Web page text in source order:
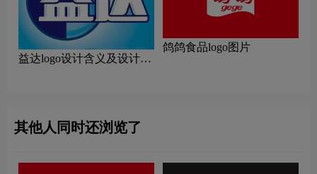
益达logo设计含义及设计理
鸽鸽食品logo图片
其他人同时还浏览了